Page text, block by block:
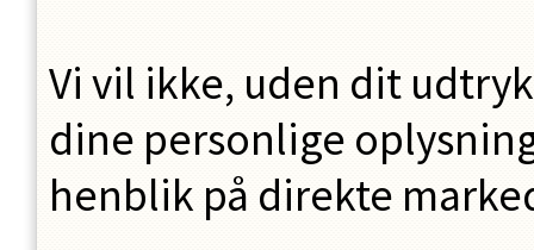
Vi vil ikke, uden dit
dine personlige
henblik på direkte